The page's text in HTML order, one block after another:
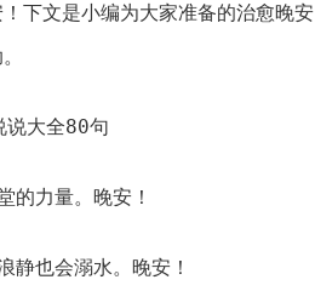
下文是小编为大家准备的治愈晚安
的力量。晚安！
静也会溺水。晚安！